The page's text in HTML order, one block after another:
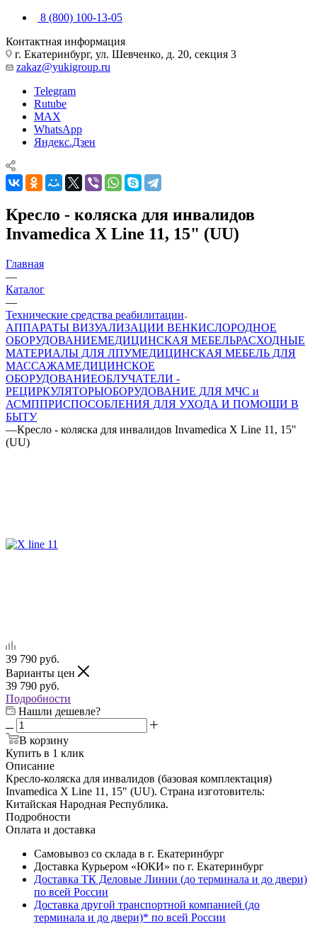
8 (800) 100-13-05
Контактная информация
г. Екатеринбург, ул. Шевченко, д. 20, секция 3
zakaz@yukigroup.ru
Telegram
Rutube
MAX
WhatsApp
Яндекс.Дзен
Кресло - коляска для инвалидов
Invamedica X Line 11, 15" (UU)
Главная
—
Каталог
—
Технические средства реабилитации
АППАРАТЫ ВИЗУАЛИЗАЦИИ ВЕНКИСЛОРОДНОЕ
ОБОРУДОВАНИЕМЕДИЦИНСКАЯ МЕБЕЛЬРАСХОДНЫЕ
МАТЕРИАЛЫ ДЛЯ ЛПУМЕДИЦИНСКАЯ МЕБЕЛЬ ДЛЯ
МАССАЖАМЕДИЦИНСКОЕ
ОБОРУДОВАНИЕОБЛУЧАТЕЛИ -
РЕЦИРКУЛЯТОРЫОБОРУДОВАНИЕ ДЛЯ МЧС и
АСМППРИСПОСОБЛЕНИЯ ДЛЯ УХОДА И ПОМОЩИ В
БЫТУ
—Кресло - коляска для инвалидов Invamedica X Line 11, 15"
(UU)
39 790 руб.
Варианты цен
39 790 руб.
Подробности
Нашли дешевле?
В корзину
Купить в 1 клик
Описание
Кресло-коляска для инвалидов (базовая комплектация)
Invamedica X Line 11, 15" (UU). Страна изготовитель:
Китайская Народная Республика.
Подробности
Оплата и доставка
Самовывоз со склада в г. Екатеринбург
Доставка Курьером «ЮКИ» по г. Екатеринбург
Доставка ТК Деловые Линии (до терминала и до двери)
по всей России
Доставка другой транспортной компанией (до
терминала и до двери)* по всей России